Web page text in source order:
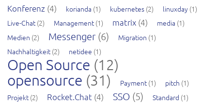
Konferenz (4) korianda (1) kubernetes (2) linuxday (1)
Live-Chat (2) Management (1) matrix (4) media (1)
Medien (2) Messenger (6) Migration (1)
Nachhaltigkeit (2) netidee (1)
Open Source (12)
opensource (31) Payment (1) pitch (1)
Projekt (2) Rocket.Chat (4) SSO (5) Standard (1)